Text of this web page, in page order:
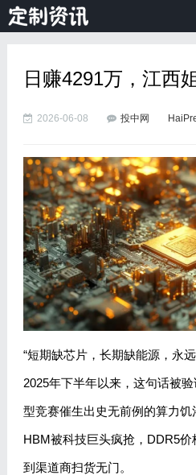
日赚4291万，江西
2026-06-08 投中网
“短期缺芯片，长期缺能源，永
2025年下半年以来，这句话被
型竞赛催生出史无前例的算力饥
HBM被科技巨头疯抢，DDR5
到渠道商扫货无门。